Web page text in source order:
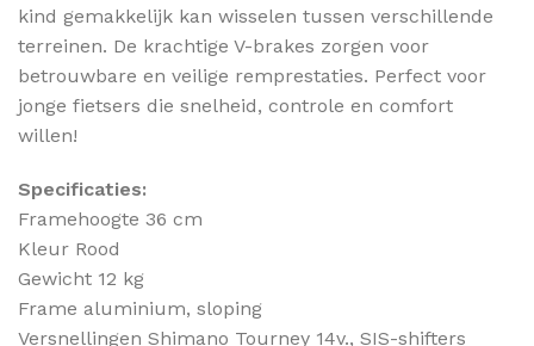
kind gemakkelijk kan wisselen tussen verschillende
terreinen. De krachtige V-brakes zorgen voor
betrouwbare en veilige remprestaties. Perfect voor
jonge fietsers die snelheid, controle en comfort
willen!
Specificaties:
Framehoogte 36 cm
Kleur Rood
Gewicht 12 kg
Frame aluminium, sloping
Versnellingen Shimano Tourney 14v., SIS-shifters